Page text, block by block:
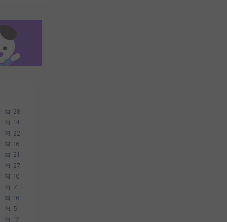
28
14
22
16
21
27
10
7
16
5
12